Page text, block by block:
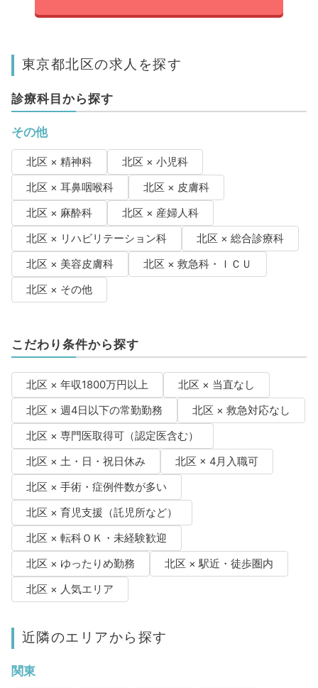
東京都北区の求人を探す
診療科目から探す
その他
北区 × 精神科
北区 × 小児科
北区 × 耳鼻咽喉科
北区 × 皮膚科
北区 × 麻酔科
北区 × 産婦人科
北区 × リハビリテーション科
北区 × 総合診療科
北区 × 美容皮膚科
北区 × 救急科・ＩＣＵ
北区 × その他
こだわり条件から探す
北区 × 年収1800万円以上
北区 × 当直なし
北区 × 週4日以下の常勤勤務
北区 × 救急対応なし
北区 × 専門医取得可（認定医含む）
北区 × 土・日・祝日休み
北区 × 4月入職可
北区 × 手術・症例件数が多い
北区 × 育児支援（託児所など）
北区 × 転科ＯＫ・未経験歓迎
北区 × ゆったりめ勤務
北区 × 駅近・徒歩圏内
北区 × 人気エリア
近隣のエリアから探す
関東